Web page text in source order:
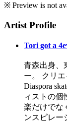
※ Preview is not
Artist Profile
Tori got a
青森出身、
ー。 クリエ
Diaspora
ィストの個
楽だけでな
ンスピレー